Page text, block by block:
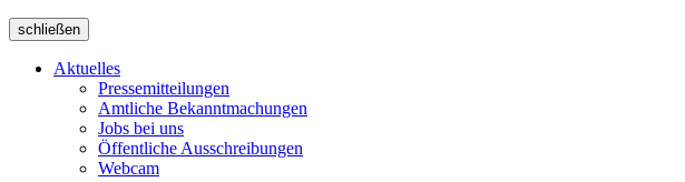
schließen
Aktuelles
Pressemitteilungen
Amtliche Bekanntmachungen
Jobs bei uns
Öffentliche Ausschreibungen
Webcam